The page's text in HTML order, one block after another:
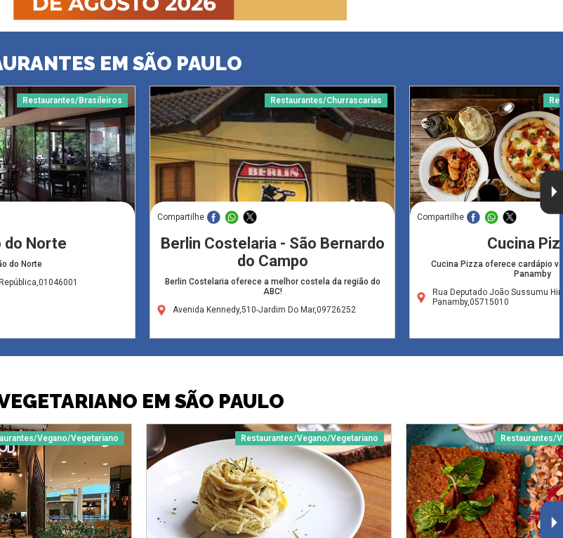
EM SÃO PAULO
Restaurantes/Brasileiros
do Norte
do Norte
Restaurantes/Churrascarias
Compartilhe
Berlin Costelaria - São Bernardo
do Campo
Berlin Costelaria oferece a melhor costela da região do
ABC!
Avenida Kennedy,510-Jardim Do Mar,09726252
Compartilhe
Cucina
Cucina Pizza oferece cardápio
Panamby
Rua Deputado João Sussumu
Panamby,05715010
EM SÃO PAULO
Vegano/Vegetariano Restaurantes/Vegano/Vegetariano Restaurantes/